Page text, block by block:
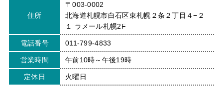
住所
〒003-0002
北海道札幌市白石区東札幌２条２丁目４−２
１ ラメール札幌2F
電話番号 011-799-4833
営業時間 午前10時～午後19時
定休日 火曜日